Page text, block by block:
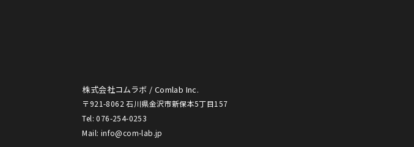
株式会社コムラボ / Comlab Inc.
〒921-8062 石川県金沢市新保本5丁目157
Tel: 076-254-0253
Mail: info@com-lab.jp